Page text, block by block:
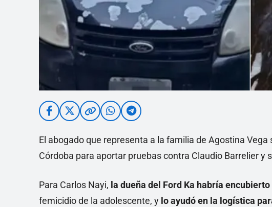
El abogado que representa a la familia de Agostina
Córdoba para aportar pruebas contra Claudio Barrelier y
Para Carlos Nayi, la dueña del Ford Ka habría
femicidio de la adolescente, y lo ayudó en la logística